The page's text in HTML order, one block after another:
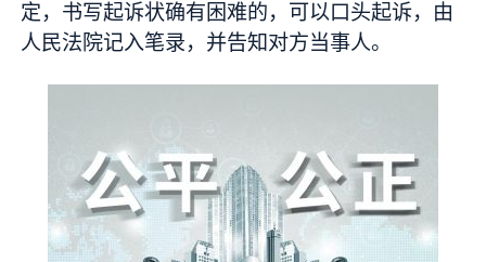
定，书写起诉状确有困难的，可以口头起诉，由
人民法院记入笔录，并告知对方当事人。